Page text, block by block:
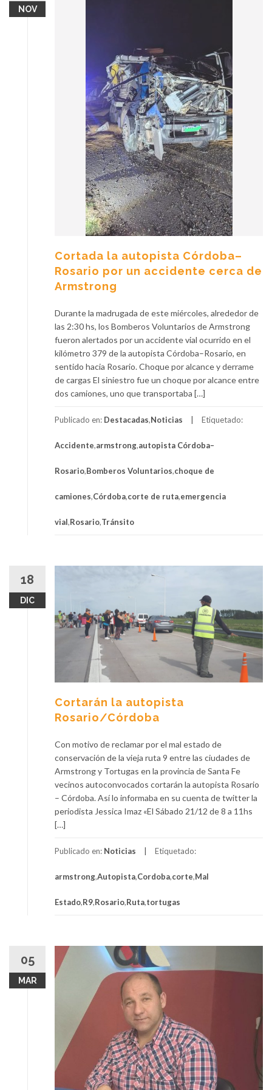
NOV
Cortada la autopista Córdoba–
Rosario por un accidente cerca de
Armstrong
Durante la madrugada de este miércoles, alrededor de
las 2:30 hs, los Bomberos Voluntarios de Armstrong
fueron alertados por un accidente vial ocurrido en el
kilómetro 379 de la autopista Córdoba–Rosario, en
sentido hacia Rosario. Choque por alcance y derrame
de cargas El siniestro fue un choque por alcance entre
dos camiones, uno que transportaba […]
Publicado en: Destacadas,Noticias Etiquetado:
Accidente,armstrong,autopista Córdoba–
Rosario,Bomberos Voluntarios,choque de
camiones,Córdoba,corte de ruta,emergencia
vial,Rosario,Tránsito
18
DIC
Cortarán la autopista
Rosario/Córdoba
Con motivo de reclamar por el mal estado de
conservación de la vieja ruta 9 entre las ciudades de
Armstrong y Tortugas en la provincia de Santa Fe
vecinos autoconvocados cortarán la autopista Rosario
– Córdoba. Así lo informaba en su cuenta de twitter la
periodista Jessica Imaz «El Sábado 21/12 de 8 a 11hs
[…]
Publicado en: Noticias Etiquetado:
armstrong,Autopista,Cordoba,corte,Mal
Estado,R9,Rosario,Ruta,tortugas
05
MAR